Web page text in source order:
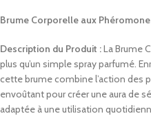
Brume Corporelle aux
Description du Produit :La Brume
plus qu’un simple spray parfumé.
cette brume combine l’action des
envoûtant pour créer une aura de
adaptée à une utilisation